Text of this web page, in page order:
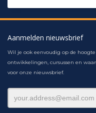
Aanmelden nieuwsbrief
Wil je ook eenvoudig op de
ontwikkelingen, cursussen en
voor onze nieuwsbrief.